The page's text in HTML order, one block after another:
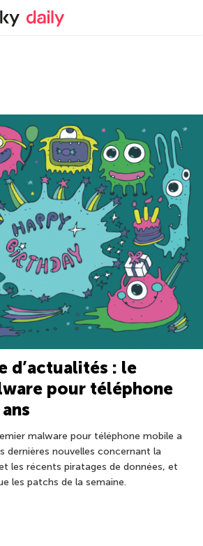
Blog officiel de Kaspersky
d’actualités : le
pour téléphone
malware pour téléphone mobile a
dernières nouvelles concernant la
les récents piratages de données, et
les patchs de la semaine.